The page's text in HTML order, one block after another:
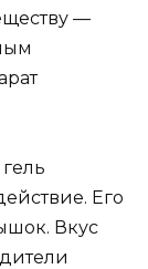
—
Его
Вкус